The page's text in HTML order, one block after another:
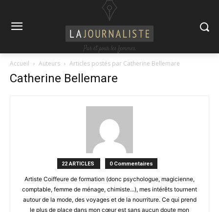
Accueil Auteurs Articles postés par Catherine Bellemare
Catherine Bellemare
22 ARTICLES 0 Commentaires
Artiste Coiffeure de formation (donc psychologue, magicienne,
comptable, femme de ménage, chimiste...), mes intérêts tournent
autour de la mode, des voyages et de la nourriture. Ce qui prend
le plus de place dans mon cœur est sans aucun doute mon